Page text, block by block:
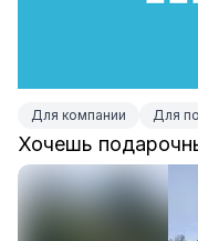
Для компании Для
Хочешь